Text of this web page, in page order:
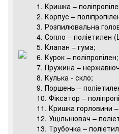
1. Кришка –
2. Корпус –
3. Розпилювальна
4. Сопло – поліетилен
5. Клапан – гума;
6. Курок – поліпропілен;
7. Пружина –
8. Кулька - скло;
9. Поршень –
10. Фіксатор –
11. Кришка горловини –
12. Ущільнювач –
13. Трубочка –